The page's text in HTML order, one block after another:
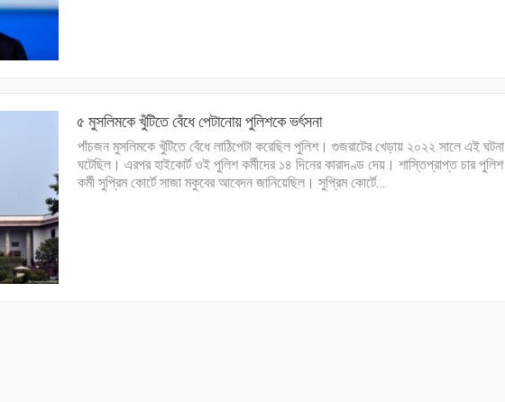
৫ মুসলিমকে খুঁটিতে বেঁধে পেটানোয় পুলিশকে ভর্ৎসনা
পাঁচজন মুসলিমকে খুঁটিতে বেঁধে লাঠিপেটা করেছিল পুলিশ। গুজরাটের খেড়ায় ২০২২ সালে এই ঘটনা
ঘটেছিল। এরপর হাইকোর্ট ওই পুলিশ কর্মীদের ১৪ দিনের কারাদণ্ড দেয়। শাস্তিপ্রাপ্ত চার পুলিশ
কর্মী সুপ্রিম কোর্টে সাজা মকুবের আবেদন জানিয়েছিল। সুপ্রিম কোর্টে…